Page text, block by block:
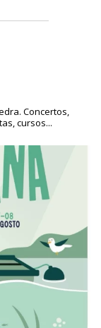
Concertos,
cursos...